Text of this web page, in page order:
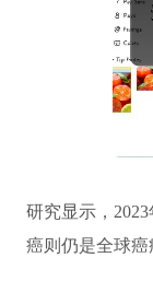
研究显示，
癌则仍是全球癌